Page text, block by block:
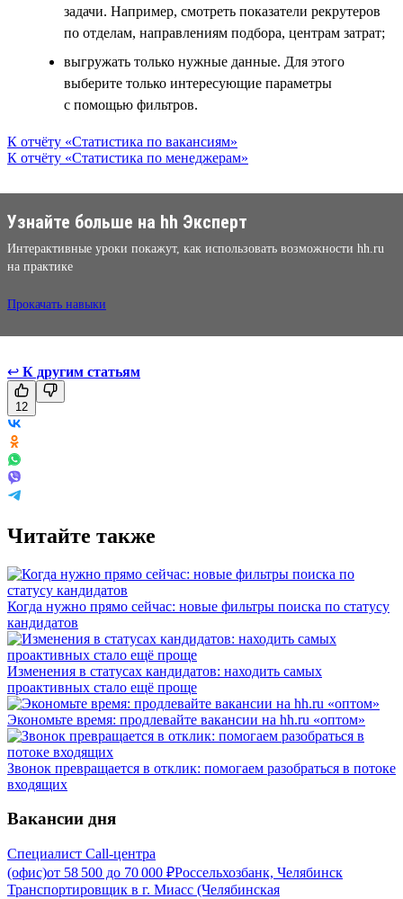
задачи. Например, смотреть показатели рекрутеров
по отделам, направлениям подбора, центрам затрат;
выгружать только нужные данные. Для этого
выберите только интересующие параметры
с помощью фильтров.
К отчёту «Статистика по вакансиям»
К отчёту «Статистика по менеджерам»
Узнайте больше на hh Эксперт
Интерактивные уроки покажут, как использовать возможности hh.ru
на практике
Прокачать навыки
↩ К другим статьям
12
Читайте также
Когда нужно прямо сейчас: новые фильтры поиска по статусу
кандидатов
Изменения в статусах кандидатов: находить самых
проактивных стало ещё проще
Экономьте время: продлевайте вакансии на hh.ru «оптом»
Звонок превращается в отклик: помогаем разобраться в потоке
входящих
Вакансии дня
Специалист Call-центра
(офис)от 58 500 до 70 000 ₽Россельхозбанк, Челябинск
Транспортировщик в г. Миасс (Челябинская